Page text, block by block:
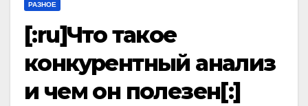
РАЗНОЕ
[:ru]Что такое
конкурентный анализ
и чем он полезен[:]